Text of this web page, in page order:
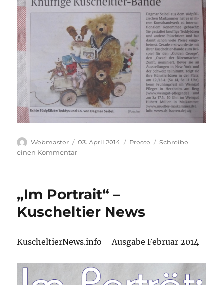
Autor
Webmaster
Veröffentlicht
03. April 2014 Kategorien
Presse
Schreibe
einen Kommentarzu
–
LEO
„Im Portrait“ –
Kuscheltier News
KuscheltierNews.info – Ausgabe Februar 2014